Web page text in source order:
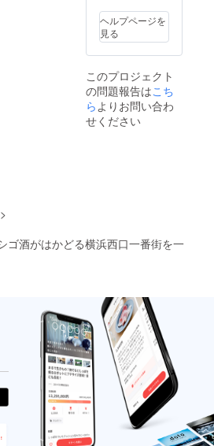
ヘルプページを
見る
このプロジェクト
の問題報告はこち
らよりお問い合わ
せください
>
ゴ酒がはかどる横浜西口一番街を一